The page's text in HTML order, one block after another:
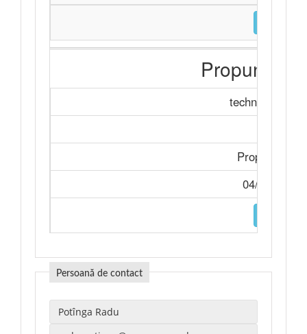
Propunerea
04/11/2025
Persoană de contact